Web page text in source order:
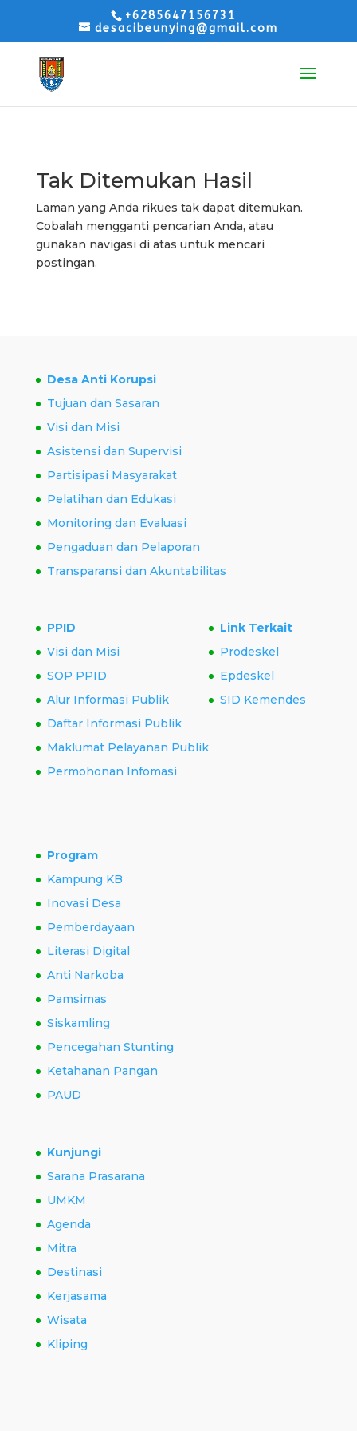
+6285647156731
desacibeunying@gmail.com
Tak Ditemukan Hasil
Laman yang Anda rikues tak dapat ditemukan.
Cobalah mengganti pencarian Anda, atau
gunakan navigasi di atas untuk mencari
postingan.
Desa Anti Korupsi
Tujuan dan Sasaran
Visi dan Misi
Asistensi dan Supervisi
Partisipasi Masyarakat
Pelatihan dan Edukasi
Monitoring dan Evaluasi
Pengaduan dan Pelaporan
Transparansi dan Akuntabilitas
PPID
Visi dan Misi
SOP PPID
Alur Informasi Publik
Daftar Informasi Publik
Maklumat Pelayanan Publik
Permohonan Infomasi
Link Terkait
Prodeskel
Epdeskel
SID Kemendes
Program
Kampung KB
Inovasi Desa
Pemberdayaan
Literasi Digital
Anti Narkoba
Pamsimas
Siskamling
Pencegahan Stunting
Ketahanan Pangan
PAUD
Kunjungi
Sarana Prasarana
UMKM
Agenda
Mitra
Destinasi
Kerjasama
Wisata
Kliping